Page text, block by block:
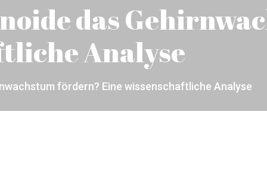
das
Analyse
fördern? Eine wissenschaftliche Analyse